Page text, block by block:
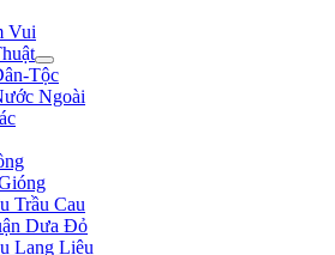
Vui
Tộc
Ngoài
Trầu Cau
Dưa Đỏ
Lang Liêu